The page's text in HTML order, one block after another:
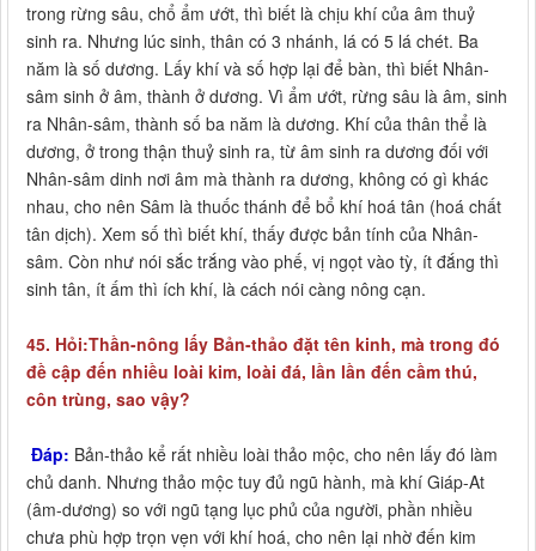
trong rừng sâu, chổ ẩm ướt, thì biết là chịu khí của âm thuỷ
sinh ra. Nhưng lúc sinh, thân có 3 nhánh, lá có 5 lá chét. Ba
năm là số dương. Lấy khí và số hợp lại để bàn, thì biết Nhân-
sâm sinh ở âm, thành ở dương. Vì ẩm ướt, rừng sâu là âm, sinh
ra Nhân-sâm, thành số ba năm là dương. Khí của thân thể là
dương, ở trong thận thuỷ sinh ra, từ âm sinh ra dương đối với
Nhân-sâm dinh nơi âm mà thành ra dương, không có gì khác
nhau, cho nên Sâm là thuốc thánh để bổ khí hoá tân (hoá chất
tân dịch). Xem số thì biết khí, thấy được bản tính của Nhân-
sâm. Còn như nói sắc trắng vào phế, vị ngọt vào tỳ, ít đắng thì
sinh tân, ít ấm thì ích khí, là cách nói càng nông cạn.
45. Hỏi:Thần-nông lấy Bản-thảo đặt tên kinh, mà trong đó
đề cập đến nhiều loài kim, loài đá, lần lần đến cầm thú,
côn trùng, sao vậy?
Đáp: Bản-thảo kể rất nhiều loài thảo mộc, cho nên lấy đó làm
chủ danh. Nhưng thảo mộc tuy đủ ngũ hành, mà khí Giáp-At
(âm-dương) so với ngũ tạng lục phủ của người, phần nhiều
chưa phù hợp trọn vẹn với khí hoá, cho nên lại nhờ đến kim